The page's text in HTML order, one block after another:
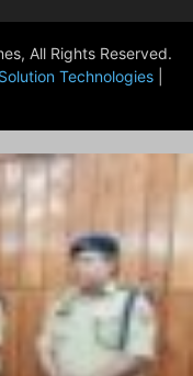
All Rights Reserved.
Technologies